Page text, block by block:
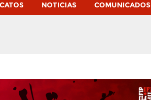
NOTICIAS COMUNICADOS